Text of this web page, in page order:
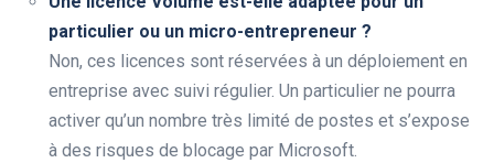
particulier ou un micro-entrepreneur ?
Non, ces licences sont réservées à un déploiement en
entreprise avec suivi régulier. Un particulier ne pourra
activer qu’un nombre très limité de postes et s’expose
à des risques de blocage par Microsoft.